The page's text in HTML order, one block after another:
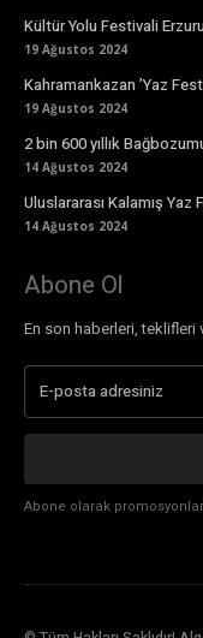
Kültür Yolu Festivali
19 Ağustos 2024
Kahramankazan ’Yaz
19 Ağustos 2024
2 bin 600 yıllık
14 Ağustos 2024
Uluslararası Kalamış Yaz
14 Ağustos 2024
Abone Ol
En son haberleri, teklifleri
Abone olarak